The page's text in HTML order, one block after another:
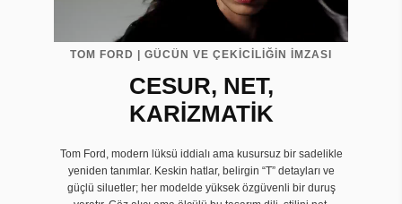
TOM FORD | GÜCÜN VE ÇEKİCİLİĞİN İMZASI
CESUR, NET,
KARİZMATİK
Tom Ford, modern lüksü iddialı ama kusursuz bir sadelikle
yeniden tanımlar. Keskin hatlar, belirgin “T” detayları ve
güçlü siluetler; her modelde yüksek özgüvenli bir duruş